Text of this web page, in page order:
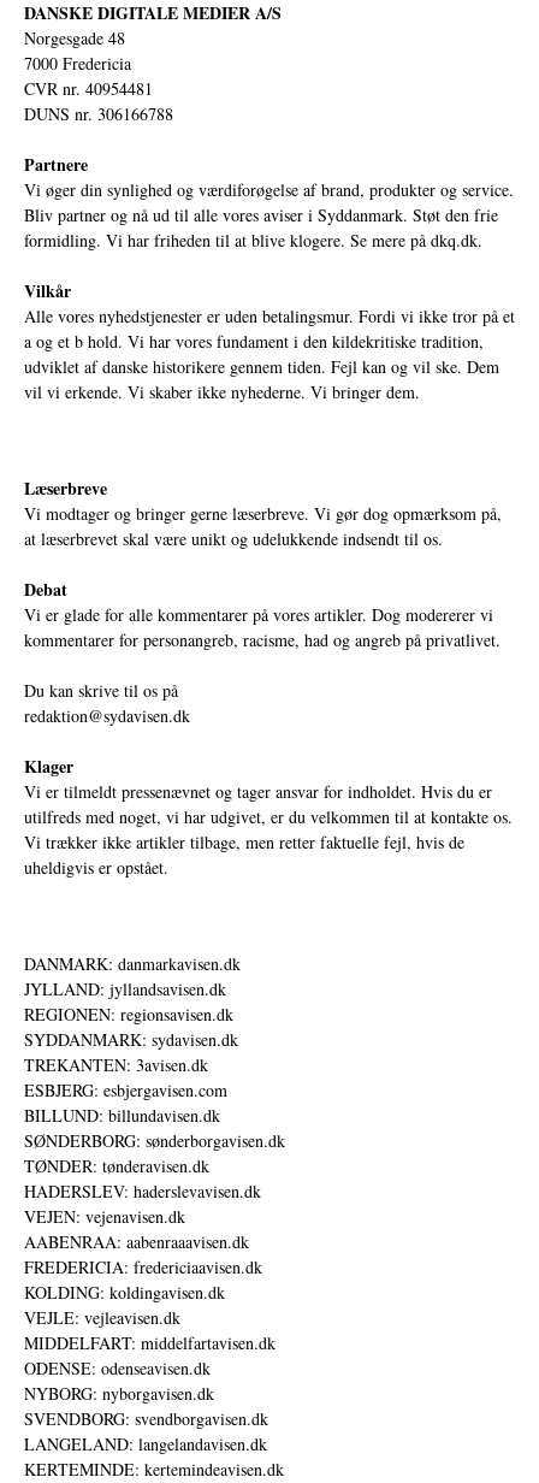
DANSKE DIGITALE MEDIER A/S
Norgesgade 48
7000 Fredericia
CVR nr. 40954481
DUNS nr. 306166788
Partnere
Vi øger din synlighed og værdiforøgelse af brand, produkter og service.
Bliv partner og nå ud til alle vores aviser i Syddanmark. Støt den frie
formidling. Vi har friheden til at blive klogere. Se mere på dkq.dk.
Vilkår
Alle vores nyhedstjenester er uden betalingsmur. Fordi vi ikke tror på et
a og et b hold. Vi har vores fundament i den kildekritiske tradition,
udviklet af danske historikere gennem tiden. Fejl kan og vil ske. Dem
vil vi erkende. Vi skaber ikke nyhederne. Vi bringer dem.
Læserbreve
Vi modtager og bringer gerne læserbreve. Vi gør dog opmærksom på,
at læserbrevet skal være unikt og udelukkende indsendt til os.
Debat
Vi er glade for alle kommentarer på vores artikler. Dog modererer vi
kommentarer for personangreb, racisme, had og angreb på privatlivet.
Du kan skrive til os på
redaktion@sydavisen.dk
Klager
Vi er tilmeldt pressenævnet og tager ansvar for indholdet. Hvis du er
utilfreds med noget, vi har udgivet, er du velkommen til at kontakte os.
Vi trækker ikke artikler tilbage, men retter faktuelle fejl, hvis de
uheldigvis er opstået.
DANMARK: danmarkavisen.dk
JYLLAND: jyllandsavisen.dk
REGIONEN: regionsavisen.dk
SYDDANMARK: sydavisen.dk
TREKANTEN: 3avisen.dk
ESBJERG: esbjergavisen.com
BILLUND: billundavisen.dk
SØNDERBORG: sønderborgavisen.dk
TØNDER: tønderavisen.dk
HADERSLEV: haderslevavisen.dk
VEJEN: vejenavisen.dk
AABENRAA: aabenraaavisen.dk
FREDERICIA: fredericiaavisen.dk
KOLDING: koldingavisen.dk
VEJLE: vejleavisen.dk
MIDDELFART: middelfartavisen.dk
ODENSE: odenseavisen.dk
NYBORG: nyborgavisen.dk
SVENDBORG: svendborgavisen.dk
LANGELAND: langelandavisen.dk
KERTEMINDE: kertemindeavisen.dk